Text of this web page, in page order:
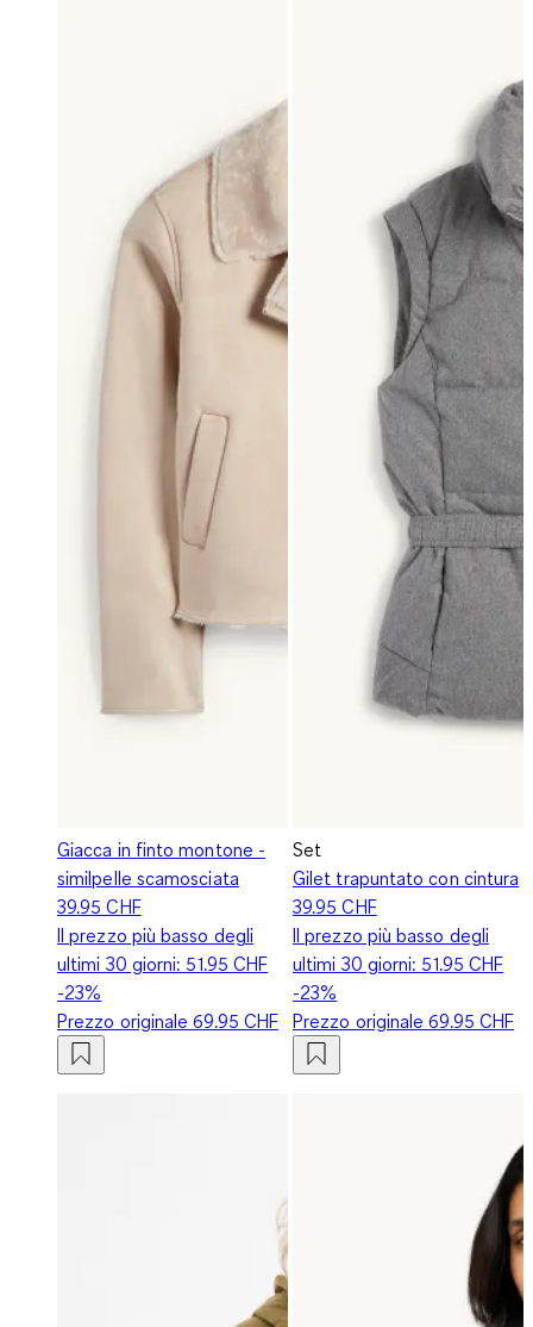
Giacca in finto montone -
similpelle scamosciata
39.95 CHF
Il prezzo più basso degli
ultimi 30 giorni: 51.95 CHF
-23%
Prezzo originale69.95 CHF
Set
Gilet trapuntato con cintura
39.95 CHF
Il prezzo più basso degli
ultimi 30 giorni: 51.95 CHF
-23%
Prezzo originale69.95 CHF